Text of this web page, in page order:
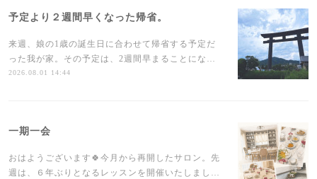
予定より２週間早くなった帰省。
来週、娘の1歳の誕生日に合わせて帰省する予定だ
った我が家。その予定は、2週間早まることにな…
2026.08.01 14:44
一期一会
おはようございます🍀今月から再開したサロン。先
週は、６年ぶりとなるレッスンを開催いたしまし…